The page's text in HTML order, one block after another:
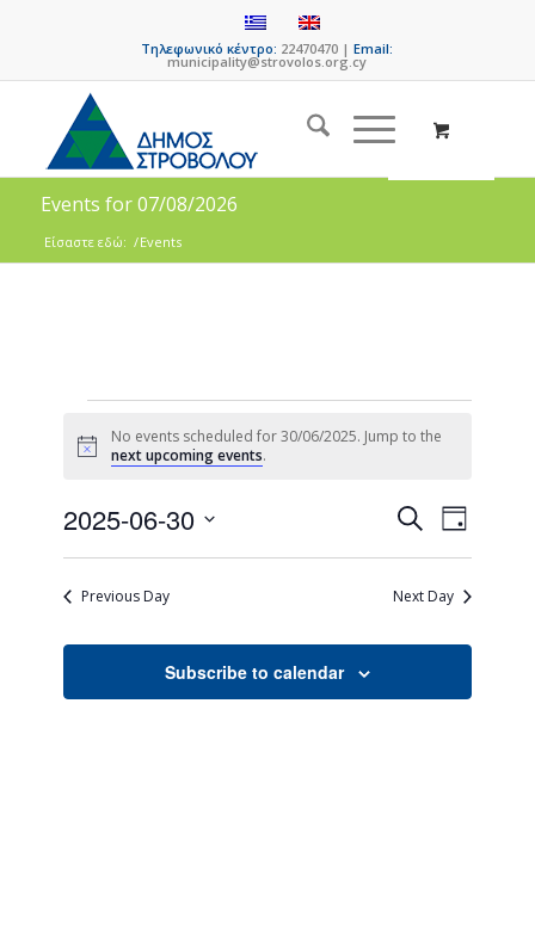
Τηλεφωνικό κέντρο: 22470470 |Email:
municipality@strovolos.org.cy
Events for 07/08/2026
Είσαστε εδώ: /Events
Notice
No events scheduled for 30/06/2025. Jump to the
next upcoming events.
Events
Search
and
SearchEvent
Views
Day
2025-06-30
Previous Day
Next Day
Subscribe to calendar